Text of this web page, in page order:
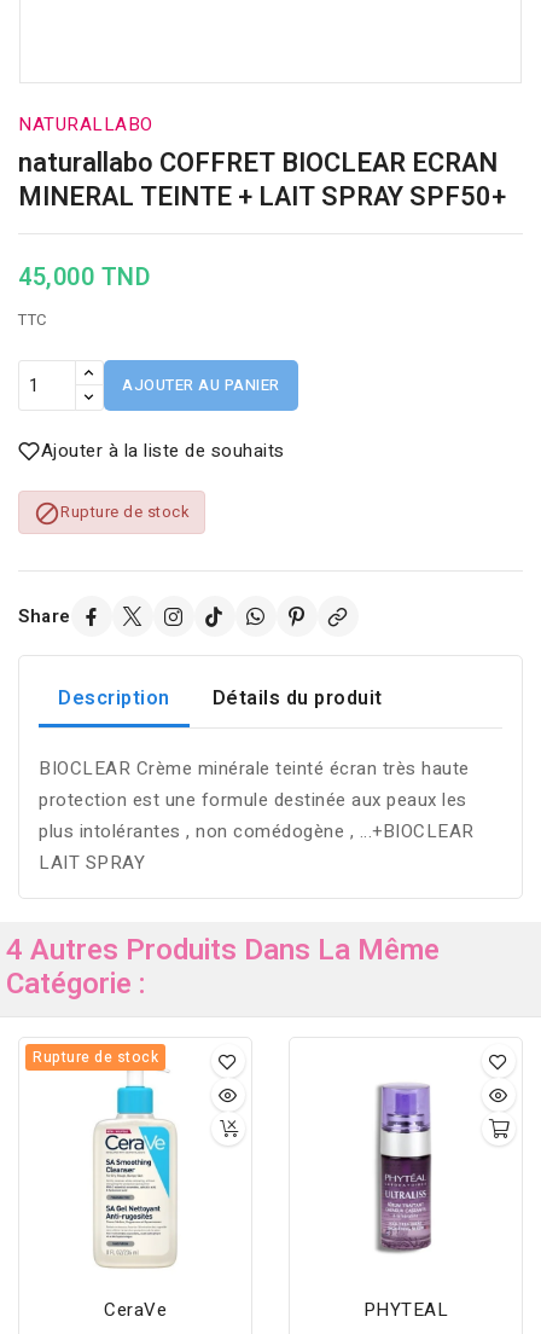
NATURALLABO
naturallabo COFFRET BIOCLEAR ECRAN
MINERAL TEINTE + LAIT SPRAY SPF50+
45,000 TND
TTC
AJOUTER AU PANIER
Ajouter à la liste de souhaits
Rupture de stock
Share
Description Détails du produit
BIOCLEAR Crème minérale teinté écran très haute
protection est une formule destinée aux peaux les
plus intolérantes , non comédogène , ...+BIOCLEAR
LAIT SPRAY
4 Autres Produits Dans La Même
Catégorie :
Rupture de stock
CeraVe PHYTEAL